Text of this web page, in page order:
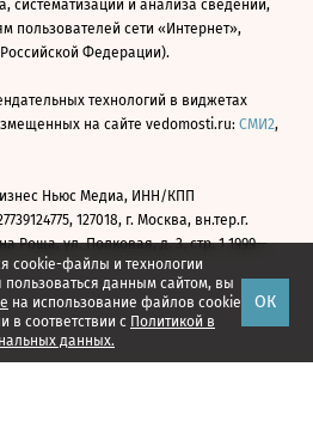
cookie-файлы и технологии
данным сайтом, вы
на использование файлов cookie
в соответствии с Политикой в
данных.
ОК
систематизации и анализа сведений,
пользователей сети «Интернет»,
Федерации).
технологий в виджетах
на сайте vedomosti.ru: СМИ2,
Ньюс Медиа, ИНН/КПП
127018, г. Москва, вн.тер.г.
Роща, ул. Полковая, д. 3, стр. 1 1999—